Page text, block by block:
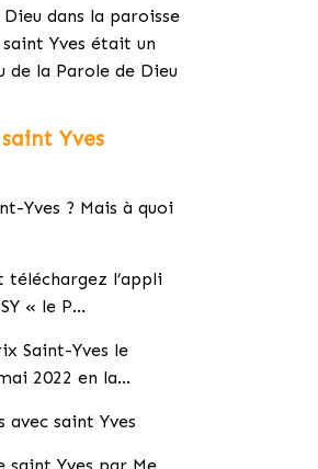
dans la paroisse
Yves était un
de la Parole de Dieu
Yves
Yves ? Mais à quoi
téléchargez l’appli
« le P…
Saint-Yves le
2022 en la…
avec saint Yves